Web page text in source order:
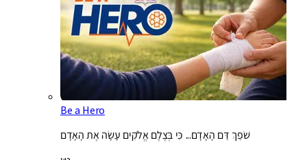
Be a Hero
שֹׁפֵךְ דַּם הָאָדָם... כִּי בְּצֶלֶם אֱלֹקִים עָשָׂה אֶת הָאָדָם